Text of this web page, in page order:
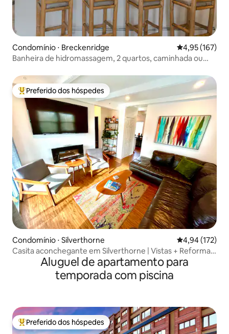
Condomínio ⋅ Breckenridge 4,95 de uma
4,95 (167)
Banheira de hidromassagem, 2 quartos, caminhada ou
Entre os melhores preferidos dos hóspedes
Preferido dos hóspedes
Condomínio ⋅ Silverthorne 4,94 de uma
4,94 (172)
Casita aconchegante em Silverthorne | Vistas + Reforma
modernaAluguel de apartamento para
temporada com piscina
Entre os melhores preferidos dos hóspedes
Preferido dos hóspedes